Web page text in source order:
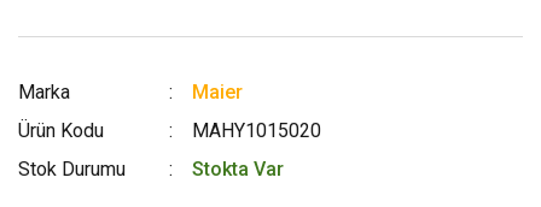
Marka
Maier
Ürün Kodu
MAHY1015020
Stok Durumu
Stokta Var